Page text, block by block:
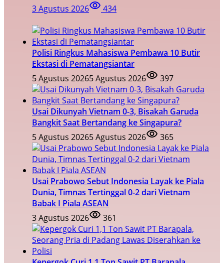
3 Agustus 2026
434
Polisi Ringkus Mahasiswa Pembawa 10 Butir
Ekstasi di Pematangsiantar
5 Agustus 20265 Agustus 2026 397
Usai Dikunyah Vietnam 0-3, Bisakah Garuda
Bangkit Saat Bertandang ke Singapura?
5 Agustus 20265 Agustus 2026 365
Usai Prabowo Sebut Indonesia Layak ke Piala
Dunia, Timnas Tertinggal 0-2 dari Vietnam
Babak I Piala ASEAN
3 Agustus 2026
361